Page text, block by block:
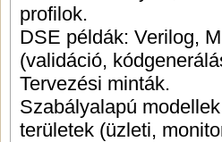
profilok.
DSE példák: Verilog,
(validáció,
Tervezési minták.
Szabályalapú
területek (üzleti,